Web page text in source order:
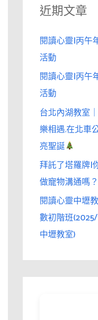
字
近期文章
閱讀心靈|丙午
活動
閱讀心靈|丙午
活動
台北內湖教室
樂相遇.在北車
亮聖誕
拜託了塔羅牌|
做寵物溝通嗎？
閱讀心靈中壢
數初階班(2025/
中壢教室)